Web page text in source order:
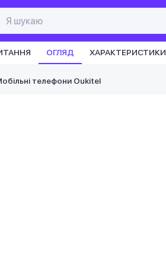
ОГЛЯД ХАРАКТЕРИСТИКИ
телефони Oukitel